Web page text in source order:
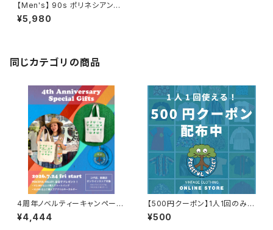
【Men's】 90s ポリネシアン柄
全面プリント Tシャツ / アメリカ
製 USA製 90年代 古着 ティー
¥5,980
同じカテゴリの商品
4周年ノベルティーキャンペーン
開催中！
¥4,444
【500円クーポン】1人1回のみご
利用可能！
¥500